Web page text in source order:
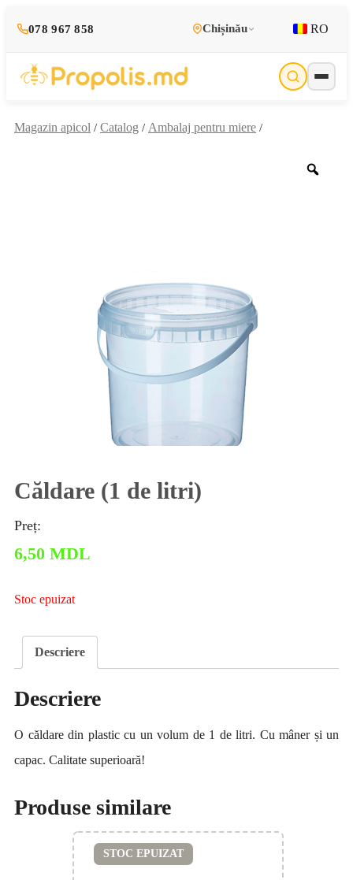
078 967 858 Chișinău RO
Magazin apicol / Catalog / Ambalaj pentru miere /
Căldare (1 de litri)
Preț:
6,50 MDL
Stoc epuizat
Descriere
Descriere
O căldare din plastic cu un volum de 1 de litri. Cu mâner și un
capac. Calitate superioară!
Produse similare
STOC EPUIZAT